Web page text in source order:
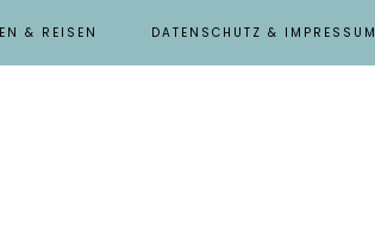
& REISEN DATENSCHUTZ & IMPRESSUM